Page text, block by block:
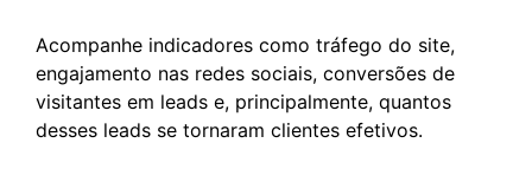
Acompanhe indicadores como tráfego do site,
engajamento nas redes sociais, conversões de
visitantes em leads e, principalmente, quantos
desses leads se tornaram clientes efetivos.